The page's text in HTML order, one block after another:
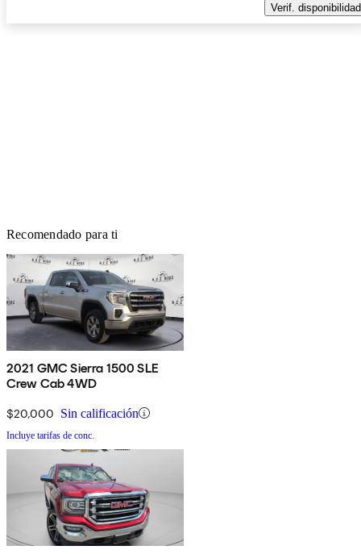
Verif. disponibilidad
Recomendado para ti
2021 GMC Sierra 1500 SLE
Crew Cab 4WD
$20,000 Sin calificación
Incluye tarifas de conc.